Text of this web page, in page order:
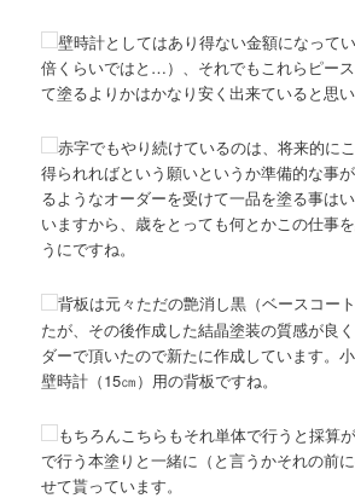
壁時計としてはあり得ない金額になって
倍くらいではと…）、それでもこれらピー
て塗るよりかはかなり安く出来ていると思い
赤字でもやり続けているのは、将来的に
得られればという願いというか準備的な事
るようなオーダーを受けて一品を塗る事は
いますから、歳をとっても何とかこの仕事
うにですね。
背板は元々ただの艶消し黒（ベースコー
たが、その後作成した結晶塗装の質感が良
ダーで頂いたので新たに作成しています。
壁時計（15㎝）用の背板ですね。
もちろんこちらもそれ単体で行うと採算
で行う本塗りと一緒に（と言うかそれの前
せて貰っています。